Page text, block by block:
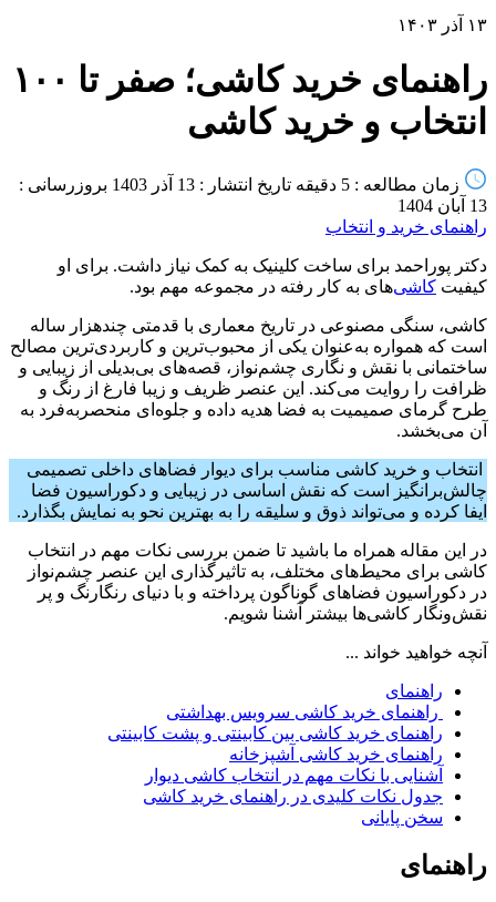
۱۳ آذر ۱۴۰۳
راهنمای خرید کاشی؛ صفر تا ۱۰۰
انتخاب و خرید کاشی
زمان مطالعه : 5 دقیقه تاریخ انتشار : 13 آذر 1403
بروزرسانی :
13 آبان 1404
راهنمای خرید و انتخاب
دکتر پوراحمد برای ساخت کلینیک به کمک نیاز داشت. برای او
کیفیت کاشی‌های به کار رفته در مجموعه مهم بود.
کاشی، سنگی مصنوعی در تاریخ معماری با قدمتی چندهزار ساله
است که همواره به‌عنوان یکی از محبوب‌ترین و کاربردی‌ترین مصالح
ساختمانی با نقش و نگاری چشم‌نواز، قصه‌های بی‌بدیلی از زیبایی و
ظرافت را روایت می‌کند. این عنصر ظریف و زیبا فارغ از رنگ و
طرح گرمای صمیمیت به فضا هدیه داده و جلوه‌ای منحصربه‌فرد به
آن می‌بخشد.
انتخاب و خرید کاشی مناسب برای دیوار فضاهای داخلی تصمیمی
چالش‌برانگیز است که نقش اساسی در زیبایی و دکوراسیون فضا
ایفا کرده و می‌تواند ذوق و سلیقه را به بهترین نحو به نمایش بگذارد.
در این مقاله همراه ما باشید تا ضمن بررسی نکات مهم در انتخاب
کاشی برای محیط‌های مختلف، به تاثیرگذاری این عنصر چشم‌نواز
در دکوراسیون فضاهای گوناگون پرداخته و با دنیای رنگارنگ و پر
نقش‌ونگار کاشی‌ها بیشتر آشنا شویم.
آنچه خواهید خواند ...
راهنمای
راهنمای خرید کاشی سرویس بهداشتی
راهنمای خرید کاشی بین کابینتی و پشت کابینتی
راهنمای خرید کاشی آشپزخانه
آشنایی با نکات مهم در انتخاب کاشی دیوار
جدول نکات کلیدی در راهنمای خرید کاشی
سخن پایانی
راهنمای